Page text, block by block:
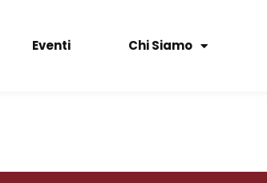
Eventi Chi Siamo